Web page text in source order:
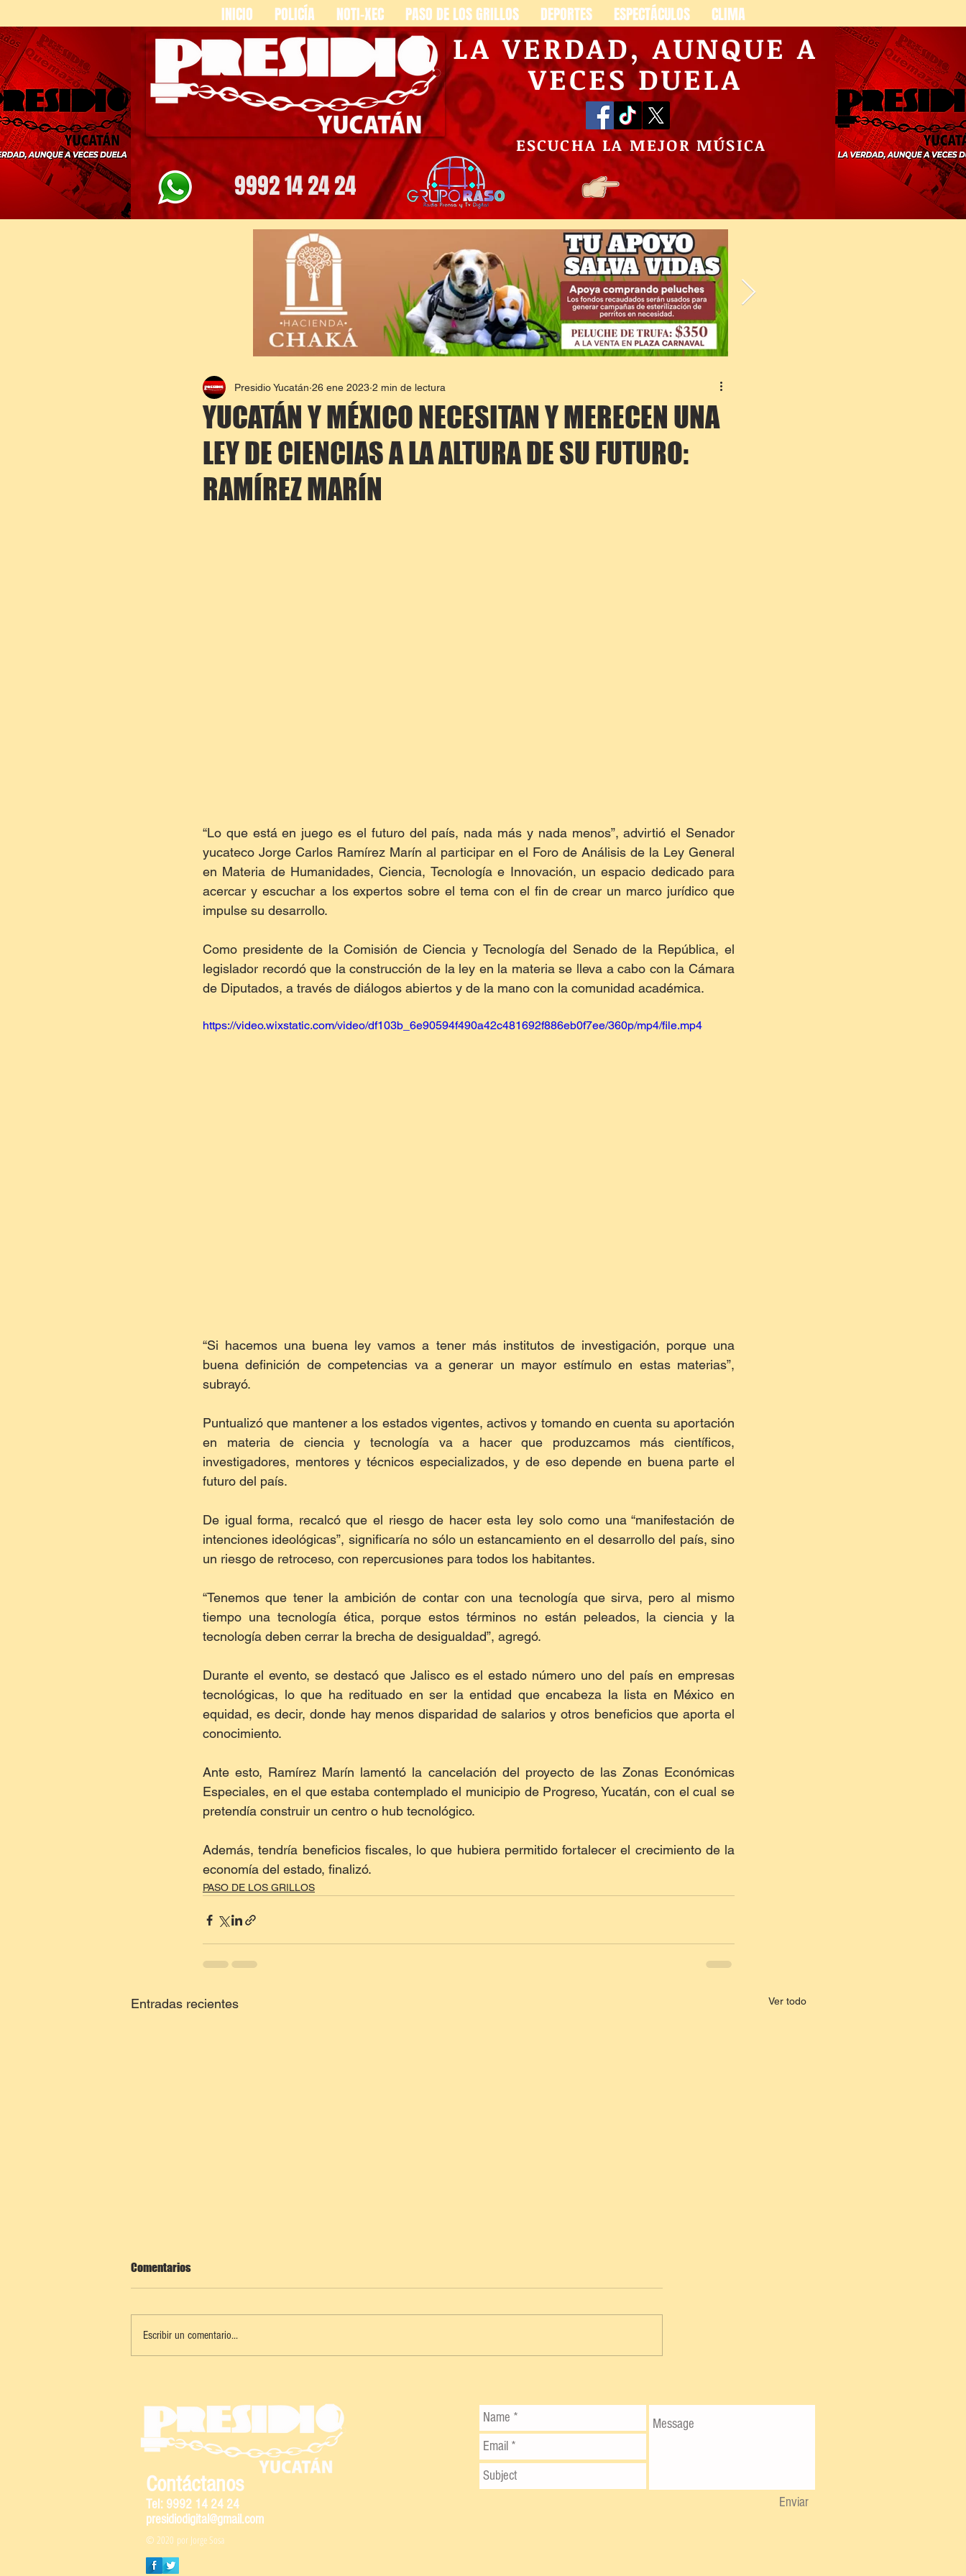
INICIO POLICÍA NOTI-XEC PASO DE LOS GRILLOS DEPORTES ESPECTÁCULOS CLIMA
LA VERDAD, AUNQUE A
VECES DUELA
ESCUCHA LA MEJOR MÚSICA
9992 14 24 24
YUCATÁN Y MÉXICO NECESITAN Y MERECEN UNA
LEY DE CIENCIAS A LA ALTURA DE SU FUTURO:
RAMÍREZ MARÍN
Presidio Yucatán 26 ene 2023 2 min de lectura
“Lo que está en juego es el futuro del país, nada más y nada menos”, advirtió el Senador
yucateco Jorge Carlos Ramírez Marín al participar en el Foro de Análisis de la Ley General
en Materia de Humanidades, Ciencia, Tecnología e Innovación, un espacio dedicado para
acercar y escuchar a los expertos sobre el tema con el fin de crear un marco jurídico que
impulse su desarrollo.
Como presidente de la Comisión de Ciencia y Tecnología del Senado de la República, el
legislador recordó que la construcción de la ley en la materia se lleva a cabo con la Cámara
de Diputados, a través de diálogos abiertos y de la mano con la comunidad académica.
https://video.wixstatic.com/video/df103b_6e90594f490a42c481692f886eb0f7ee/360p/mp4/file.mp4
“Si hacemos una buena ley vamos a tener más institutos de investigación, porque una
buena definición de competencias va a generar un mayor estímulo en estas materias”,
subrayó.
Puntualizó que mantener a los estados vigentes, activos y tomando en cuenta su aportación
en materia de ciencia y tecnología va a hacer que produzcamos más científicos,
investigadores, mentores y técnicos especializados, y de eso depende en buena parte el
futuro del país.
De igual forma, recalcó que el riesgo de hacer esta ley solo como una “manifestación de
intenciones ideológicas”, significaría no sólo un estancamiento en el desarrollo del país, sino
un riesgo de retroceso, con repercusiones para todos los habitantes.
“Tenemos que tener la ambición de contar con una tecnología que sirva, pero al mismo
tiempo una tecnología ética, porque estos términos no están peleados, la ciencia y la
tecnología deben cerrar la brecha de desigualdad”, agregó.
Durante el evento, se destacó que Jalisco es el estado número uno del país en empresas
tecnológicas, lo que ha redituado en ser la entidad que encabeza la lista en México en
equidad, es decir, donde hay menos disparidad de salarios y otros beneficios que aporta el
conocimiento.
Ante esto, Ramírez Marín lamentó la cancelación del proyecto de las Zonas Económicas
Especiales, en el que estaba contemplado el municipio de Progreso, Yucatán, con el cual se
pretendía construir un centro o hub tecnológico.
Además, tendría beneficios fiscales, lo que hubiera permitido fortalecer el crecimiento de la
economía del estado, finalizó.
PASO DE LOS GRILLOS
Entradas recientes Ver todo
LA SEGURIDAD
MODERNIZACIÓN DE LA VÍA
Comentarios
Escribir un comentario...
Contáctanos
Tel: 9992 14 24 24
presidiodigital@gmail.com
Enviar
© 2020 por Jorge Sosa